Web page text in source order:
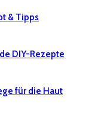
& Tipps
DIY-Rezepte
für die Haut